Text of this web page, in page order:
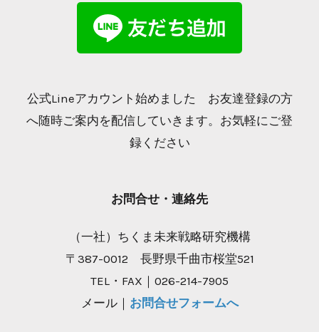
公式Lineアカウント始めました お友達登録の方
へ随時ご案内を配信していきます。お気軽にご登
録ください
お問合せ・連絡先
（一社）ちくま未来戦略研究機構
〒387-0012 長野県千曲市桜堂521
TEL・FAX｜026-214-7905
メール｜ お問合せフォームへ